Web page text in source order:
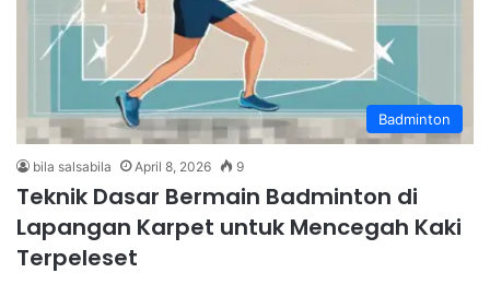
Badminton
bila salsabila April 8, 2026 9
Teknik Dasar Bermain Badminton di
Lapangan Karpet untuk Mencegah Kaki
Terpeleset